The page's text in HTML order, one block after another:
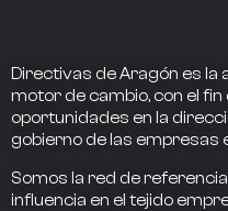
Directivas de Aragón es la
motor de cambio, con el
oportunidades en la
gobierno de las empresas
Somos la red de referencia
influencia en el tejido